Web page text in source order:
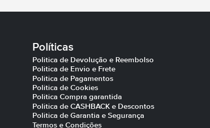
Políticas
Politica de Devolução e Reembolso
Politica de Envio e Frete
Politica de Pagamentos
Politica de Cookies
Politica Compra garantida
Politica de CASHBACK e Descontos
Politica de Garantia e Segurança
Termos e Condições